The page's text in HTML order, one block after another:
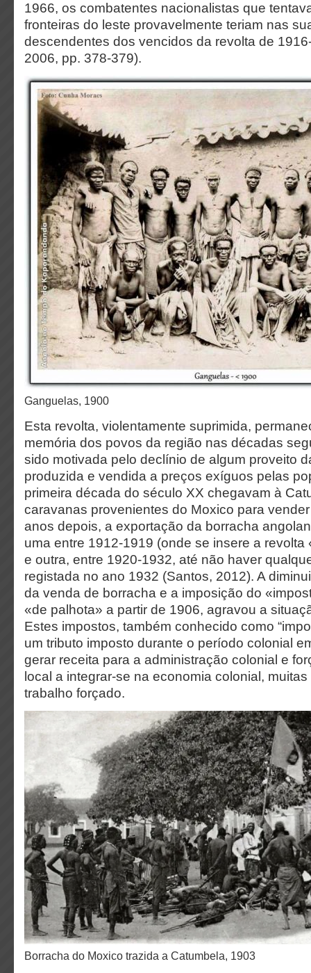
1966, os combatentes nacionalistas que
fronteiras do leste provavelmente teriam nas
descendentes dos vencidos da revolta de
2006, pp. 378-379).
Ganguelas, 1900
Esta revolta, violentamente suprimida,
memória dos povos da região nas décadas
sido motivada pelo declínio de algum proveito
produzida e vendida a preços exíguos pelas
primeira década do século XX chegavam à
caravanas provenientes do Moxico para
anos depois, a exportação da borracha
uma entre 1912-1919 (onde se insere a revolta
e outra, entre 1920-1932, até não haver
registada no ano 1932 (Santos, 2012). A
da venda de borracha e a imposição do
«de palhota» a partir de 1906, agravou a
Estes impostos, também conhecido como
um tributo imposto durante o período colonial
gerar receita para a administração colonial e
local a integrar-se na economia colonial,
trabalho forçado.
Borracha do Moxico trazida a Catumbela, 1903